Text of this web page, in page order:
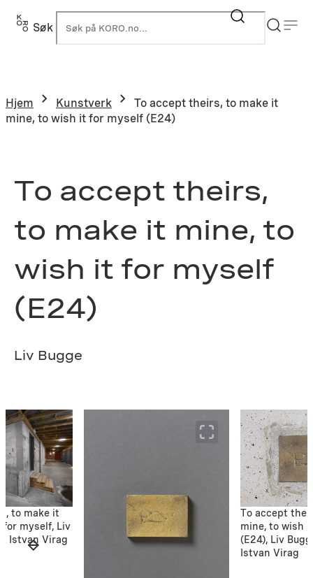
Hopp
Søk
Hjem Kunstverk
To accept theirs, to make it
mine, to wish it for myself (E24)
To accept theirs,
to make it mine, to
wish it for myself
(E24)
Liv Bugge
to make it
myself, Liv
Istvan Virag
To accept
mine, to wish
(E24), Liv
Istvan Virag